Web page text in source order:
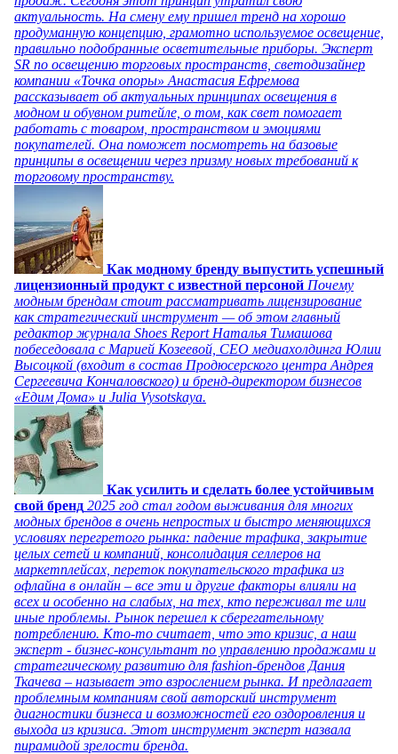
актуальность. На смену ему пришел тренд на хорошо
продуманную концепцию, грамотно используемое освещение,
правильно подобранные осветительные приборы. Эксперт
SR по освещению торговых пространств, светодизайнер
компании «Точка опоры» Анастасия Ефремова
рассказывает об актуальных принципах освещения в
модном и обувном ритейле, о том, как свет помогает
работать с товаром, пространством и эмоциями
покупателей. Она поможет посмотреть на базовые
принципы в освещении через призму новых требований к
торговому пространству.
Как модному бренду выпустить успешный
лицензионный продукт с известной персоной Почему
модным брендам стоит рассматривать лицензирование
как стратегический инструмент — об этом главный
редактор журнала Shoes Report Наталья Тимашова
побеседовала с Марией Козеевой, СЕО медиахолдинга Юлии
Высоцкой (входит в состав Продюсерского центра Андрея
Сергеевича Кончаловского) и бренд-директором бизнесов
«Едим Дома» и Julia Vysotskaya.
Как усилить и сделать более устойчивым
свой бренд 2025 год стал годом выживания для многих
модных брендов в очень непростых и быстро меняющихся
условиях перегретого рынка: падение трафика, закрытие
целых сетей и компаний, консолидация селлеров на
маркетплейсах, переток покупательского трафика из
офлайна в онлайн – все эти и другие факторы влияли на
всех и особенно на слабых, на тех, кто переживал те или
иные проблемы. Рынок перешел к сберегательному
потреблению. Кто-то считает, что это кризис, а наш
эксперт - бизнес-консультант по управлению продажами и
стратегическому развитию для fashion-брендов Дания
Ткачева – называет это взрослением рынка. И предлагает
проблемным компаниям свой авторский инструмент
диагностики бизнеса и возможностей его оздоровления и
выхода из кризиса. Этот инструмент эксперт назвала
пирамидой зрелости бренда.